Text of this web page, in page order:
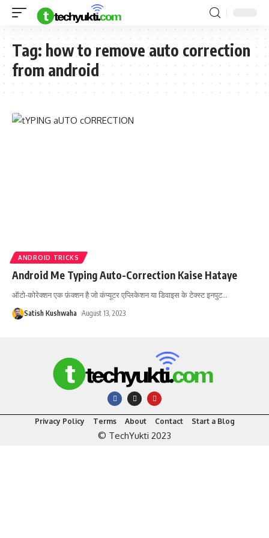
Tag: how to remove auto correction
from android
ANDROID TRICKS
Android Me Typing Auto-Correction Kaise Hataye
ऑटो-कोरेक्शन एक फ़ंक्शन है जो कंप्यूटर एप्लिकेशन या डिवाइस के टेक्स्ट इनपुट…
Satish Kushwaha August 13, 2023
Privacy Policy Terms About Contact Start a Blog
© TechYukti 2023